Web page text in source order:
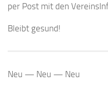
per Post mit den
Bleibt gesund!
Neu — Neu — Neu